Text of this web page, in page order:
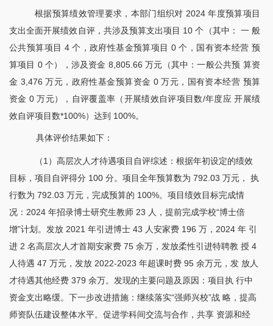
根据预算绩效管理要求，本部门组织对 2024 年度预算项目
支出全面开展绩效自评，共涉及预算支出项目 10 个（其中： 一 般
公共预算项目 4 个，政府性基金预算项目 0 个，国有资本经营 预
算项目 0 个），涉及资金 8,805.66 万元（其中：一般公共预 算资
金 3,476 万元，政府性基金预算资金 0 万元，国有资本经营 预算
资金 0 万元），自评覆盖率（开展绩效自评项目数/年度应 开展绩
效自评项目数*100%）达到 100%。
具体评价结果如下：
（1）高层次人才待遇项目自评综述：根据年初设定的绩效
目标，项目自评得分 100 分。项目全年预算数为 792.03 万元， 执
行数为 792.03 万元，完成预算的 100%。项目绩效目标完成情
况：2024 年招录博士研究生教师 23 人，提前完成学校“博士倍
增”计划。发放 2021 年引进博士 43 人安家费 196 万，2024 年 引
进 2 名高层次人才首期安家费 75 余万，发放柔性引进特聘教 授 4
人待遇 47 万元，发放 2022-2023 年超课时费 95 余万元，发 放人
才待遇其他经费 379 余万。发现的主要问题及原因：项目执 行中
资金支出略缓。下一步改进措施：继续落实“强师兴校”战 略，提高
师资队伍建设整体水平。促进学科间交流与合作，共享 资源和经